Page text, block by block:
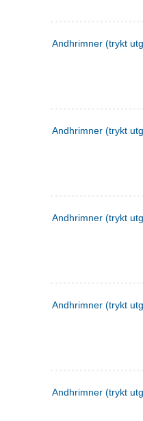
Andhrimner (trykt
Andhrimner (trykt
Andhrimner (trykt
Andhrimner (trykt
Andhrimner (trykt